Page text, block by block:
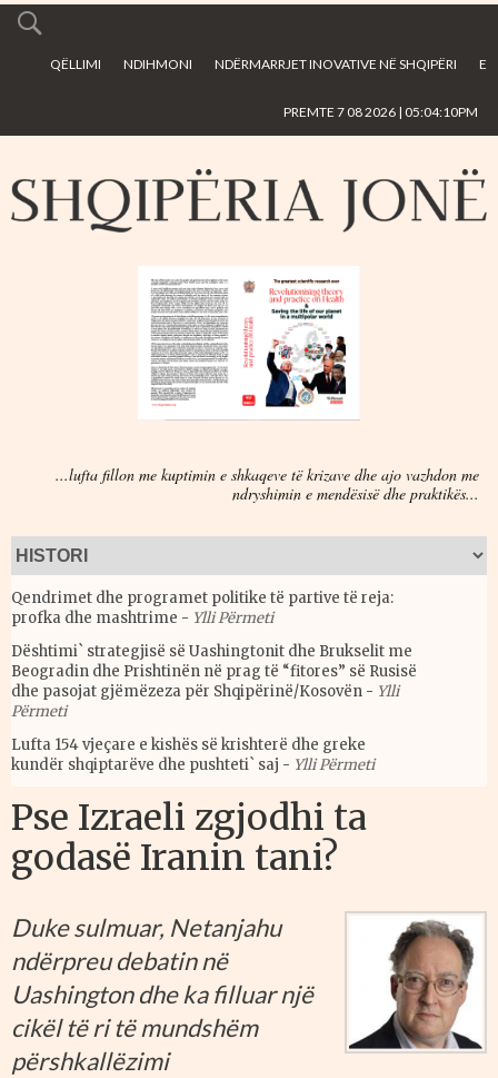
main
QËLLIMI NDIHMONI NDËRMARRJET INOVATIVE NË SHQIPËRI E
PREMTE 7 08 2026 | 05:04:10PM
...lufta fillon me kuptimin e shkaqeve të krizave dhe ajo vazhdon me
ndryshimin e mendësisë dhe praktikës...
Qendrimet dhe programet politike të partive të reja:
profka dhe mashtrime - Ylli Përmeti
Dështimi` strategjisë së Uashingtonit dhe Brukselit me
Beogradin dhe Prishtinën në prag të “fitores” së Rusisë
dhe pasojat gjëmëzeza për Shqipërinë/Kosovën - Ylli
Përmeti
Lufta 154 vjeçare e kishës së krishterë dhe greke
kundër shqiptarëve dhe pushteti` saj - Ylli Përmeti
Pse Izraeli zgjodhi ta
godasë Iranin tani?
Duke sulmuar, Netanjahu
ndërpreu debatin në
Uashington dhe ka filluar një
cikël të ri të mundshëm
përshkallëzimi